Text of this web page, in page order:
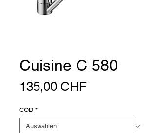
Cuisine C 580
135,00 CHFPreis
COD *